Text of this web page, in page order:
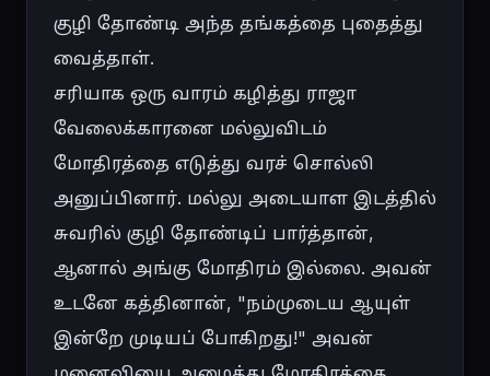
குழி தோண்டி அந்த தங்கத்தை புதைத்து
வைத்தாள்.
சரியாக ஒரு வாரம் கழித்து ராஜா
வேலைக்காரனை மல்லுவிடம்
மோதிரத்தை எடுத்து வரச் சொல்லி
அனுப்பினார். மல்லு அடையாள இடத்தில்
சுவரில் குழி தோண்டிப் பார்த்தான்,
ஆனால் அங்கு மோதிரம் இல்லை. அவன்
உடனே கத்தினான், "நம்முடைய ஆயுள்
இன்றே முடியப் போகிறது!" அவன்